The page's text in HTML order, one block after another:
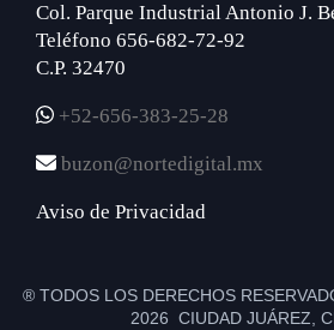
Col. Parque Industrial Antonio J.
Teléfono 656-682-72-92
C.P. 32470
+52-656-383-25-28
buzon@nortedigital.mx
Aviso de Privacidad
® TODOS LOS DERECHOS
2026 CIUDAD JUÁREZ,